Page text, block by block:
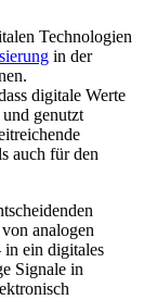
Technologien
in der
digitale Werte
genutzt
auch für den
analogen
ein digitales
Signale in